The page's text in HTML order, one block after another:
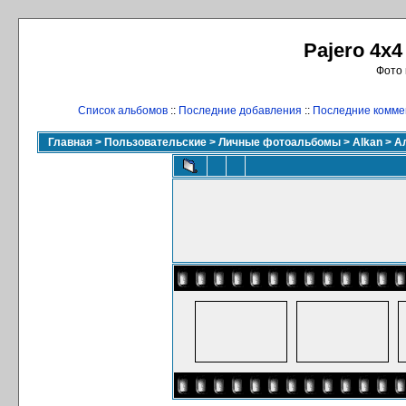
Pajero
Фото
Список альбомов :: Последние добавления :: Последние
Главная > Пользовательские > Личные фотоальбомы > Alkan >